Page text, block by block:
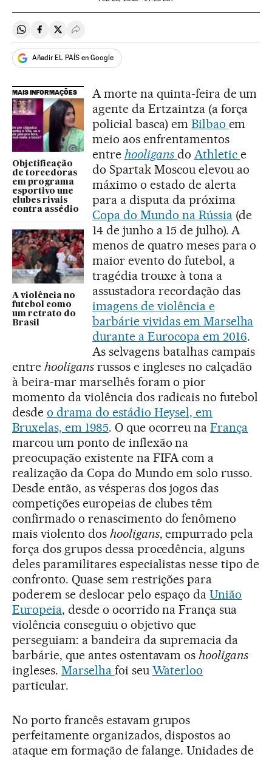
Compartir en Whatsapp
Compartir en Facebook
Compartir en Twitter
Desplegar Redes Sociales
Añadir EL PAÍS en Google
MAIS INFORMAÇÕES
Objetificação
de torcedoras
em programa
esportivo une
clubes rivais
contra assédio
A violência no
futebol como
um retrato do
Brasil
A morte na quinta-feira de um
agente da Ertzaintza (a força
policial basca) em Bilbao em
meio aos enfrentamentos
entre hooligans do Athletic e
do Spartak Moscou elevou ao
máximo o estado de alerta
para a disputa da próxima
Copa do Mundo na Rússia(de
14 de junho a 15 de julho). A
menos de quatro meses para o
maior evento do futebol, a
tragédia trouxe à tona a
assustadora recordação das
imagens de violência e
barbárie vividas em Marselha
durante a Eurocopa em 2016.
As selvagens batalhas campais
entre hooligansrussos e ingleses no calçadão
à beira-mar marselhês foram o pior
momento da violência dos radicais no futebol
desde o drama do estádio Heysel, em
Bruxelas, em 1985. O que ocorreu naFrança
marcou um ponto de inflexão na
preocupação existente na FIFA com a
realização da Copa do Mundo em solo russo.
Desde então, as vésperas dos jogos das
competições europeias de clubes têm
confirmado o renascimento do fenômeno
mais violento dos hooligans, empurrado pela
força dos grupos dessa procedência, alguns
deles paramilitares especialistas nesse tipo de
confronto. Quase sem restrições para
poderem se deslocar pelo espaço daUnião
Europeia, desde o ocorrido na França sua
violência conseguiu o objetivo que
perseguiam: a bandeira da supremacia da
barbárie, que antes ostentavam oshooligans
ingleses. Marselha foi seu Waterloo
particular.
No porto francês estavam grupos
perfeitamente organizados, dispostos ao
ataque em formação de falange. Unidades de